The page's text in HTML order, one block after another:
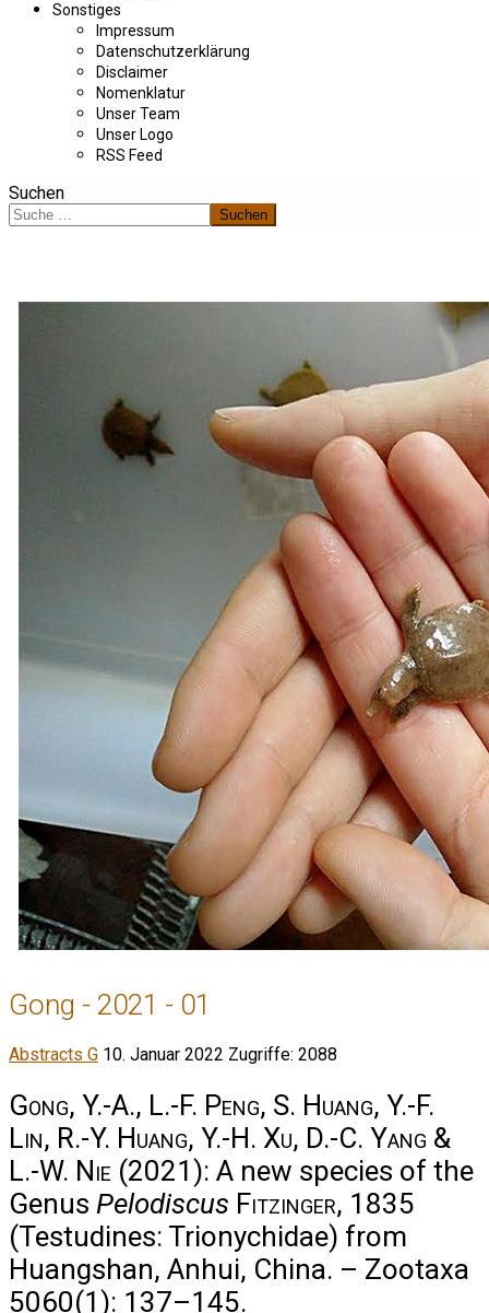
Sonstiges
Impressum
Datenschutzerklärung
Disclaimer
Nomenklatur
Unser Team
Unser Logo
RSS Feed
Suchen
Suchen
Gong - 2021 - 01
Abstracts G 10. Januar 2022 Zugriffe: 2088
Gong, Y.-A., L.-F. Peng, S. Huang, Y.-F.
Lin, R.-Y. Huang, Y.-H. Xu, D.-C. Yang &
L.-W. Nie (2021): A new species of the
Genus Pelodiscus Fitzinger, 1835
(Testudines: Trionychidae) from
Huangshan, Anhui, China. – Zootaxa
5060(1): 137–145.